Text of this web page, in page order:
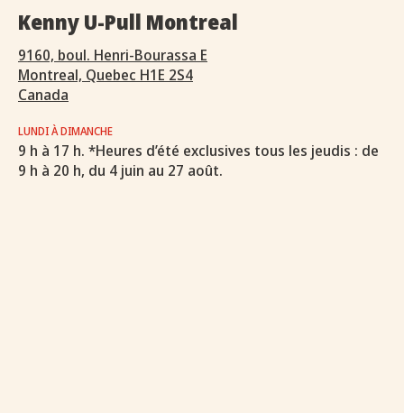
Kenny U-Pull Montreal
9160, boul. Henri-Bourassa E
Montreal, Quebec H1E 2S4
Canada
LUNDI À DIMANCHE
9 h à 17 h. *Heures d’été exclusives tous les jeudis : de
9 h à 20 h, du 4 juin au 27 août.